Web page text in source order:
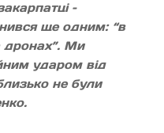
–
ще одним: “в
дронах”. Ми
ударом від
не були